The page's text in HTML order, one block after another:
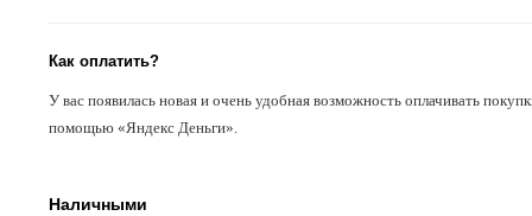
Как оплатить?
У вас появилась новая и очень удобная возможность оплачивать
помощью «Яндекс Деньги».
Наличными